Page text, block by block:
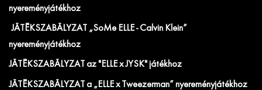
nyereményjátékhoz
JÁTÉKSZABÁLYZAT „SoMe ELLE - Calvin Klein”
nyereményjátékhoz
JÁTÉKSZABÁLYZAT az "ELLE x JYSK" játékhoz
JÁTÉKSZABÁLYZAT a „ELLE x Tweezerman” nyereményjátékhoz